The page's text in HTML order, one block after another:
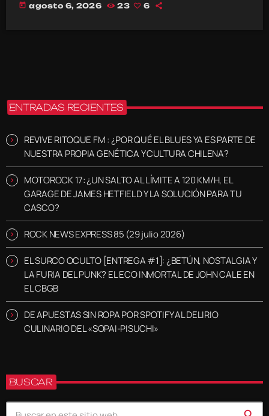
today agosto 6, 2026 23 6
ENTRADAS RECIENTES
REVIVE RITOQUE FM : ¿POR QUÉ EL BLUES YA ES PARTE DE
NUESTRA PROPIA GENÉTICA Y CULTURA CHILENA?
MOTOROCK 17: ¿UN SALTO AL LÍMITE A 120 KM/H, EL
GARAGE DE JAMES HETFIELD Y LA SOLUCIÓN PARA TU
CASCO?
ROCK NEWS EXPRESS 85 (29 julio 2026)
EL SURCO OCULTO [ENTREGA #1]: ¿BETÚN, NOSTALGIA Y
LA FURIA DEL PUNK? EL ECO INMORTAL DE JOHN CALE EN
EL CBGB
DE APUESTAS SIN ROPA POR SPOTIFY AL DELIRIO
CULINARIO DEL «SOPAI-PISUCHI»
BUSCAR